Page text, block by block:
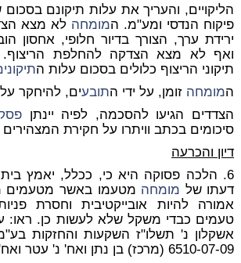
פיקוח הנדסי ומע"מ. המומחה לא מצא
ירידת ערך, הצורך בדיור חלופי, אחסון
ואף לא מצא הצדקה להחלפת
תיקוני הריצוף כלולים בסכום עלות ה
המומחה זומן, על ידי התובעים, להיחקר
הצדדים הגיעו להסכמה, לפיה יינתן
סיכומים בכתב וויתרו על חקירת
דיון והכרעה
6. הלכה פסוקה היא כי, ככלל, יאמץ
דעתו של מומחה מטעמו באשר מטעמים
אמורה להיות אובייקטיבית וחסרת
6510-07-09 (מרכז) בן נתן ואח' נ' עטר ואח' (6.03.14).